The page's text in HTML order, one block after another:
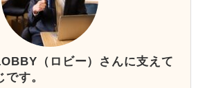
（ロビー）さんに支えて
す。